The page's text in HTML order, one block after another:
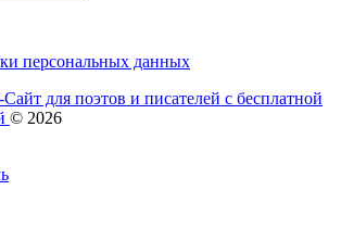
персональных данных
для поэтов и писателей с бесплатной
© 2026